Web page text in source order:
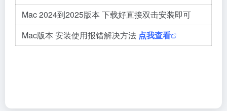
Mac 2024到2025版本 下载好直接双击安装即可
Mac版本 安装使用报错解决方法 点我查看